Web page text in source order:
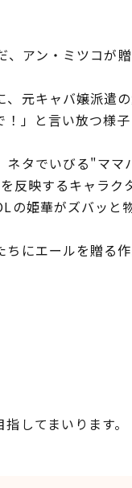
アン・ミツコが
元キャバ嬢派遣
！」と言い放つ様
ネタでいびる"ママ
反映するキャラク
の姫華がズバッと
にエールを贈る
してまいります。